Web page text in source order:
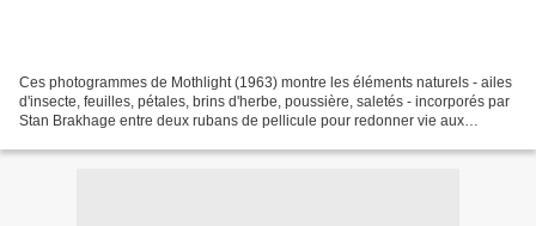
Ces photogrammes de Mothlight (1963) montre les éléments naturels - ailes
d'insecte, feuilles, pétales, brins d'herbe, poussière, saletés - incorporés par
Stan Brakhage entre deux rubans de pellicule pour redonner vie aux